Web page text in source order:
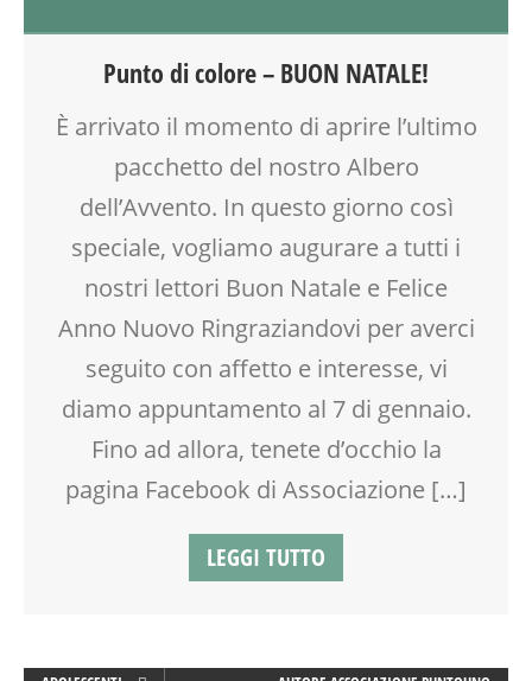
BENESSERE
BIONATURALE
COUNSELING
CUCINA
DOPO SCUOLA
ENGLISH
GENITORE
GENITORI
LABORATORIO
MASSAGGIO
PILATES
Punto di colore – BUON NATALE!
È arrivato il momento di aprire l’ultimo
pacchetto del nostro Albero
dell’Avvento. In questo giorno così
speciale, vogliamo augurare a tutti i
nostri lettori Buon Natale e Felice
Anno Nuovo Ringraziandovi per averci
seguito con affetto e interesse, vi
diamo appuntamento al 7 di gennaio.
Fino ad allora, tenete d’occhio la
pagina Facebook di Associazione […]
LEGGI TUTTO